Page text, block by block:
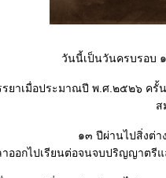
วันนี้เป็นวันครบรอบ
ยาเมื่อประมาณปี พ.ศ.๒๕๒๖ ค
ส
๑๓ ปีผ่านไปสิ่งต่
ออกไปเรียนต่อจนจบปริญญาตรี